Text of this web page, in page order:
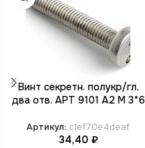
Винт секретн. полукр/гл.
два отв. АРТ 9101 А2 M 3*6
Артикул: c1ef70e4deaf
34,40 ₽